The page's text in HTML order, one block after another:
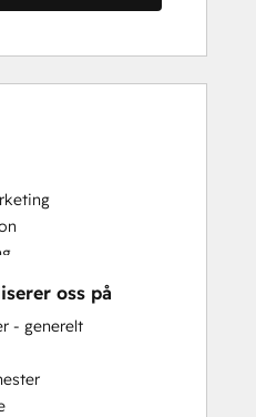
Analysis
Services
oss på
- generelt